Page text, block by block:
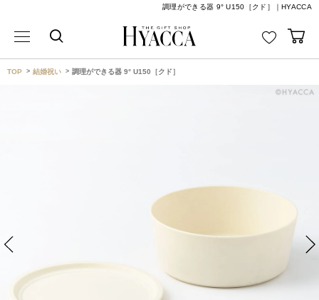
調理ができる器 9° U150［クド］｜HYACCA
TOP 結婚祝い 調理ができる器 9° U150［クド］